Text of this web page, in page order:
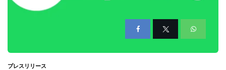
プレスリリース